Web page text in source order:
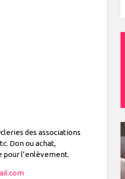
des associations
Don ou achat,
pour l’enlèvement.